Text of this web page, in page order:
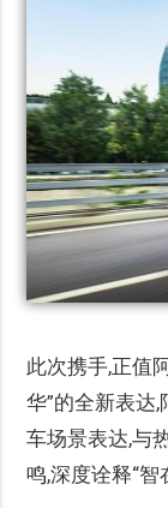
此次携手,正值
华”的全新表达
车场景表达,与
鸣,深度诠释“智